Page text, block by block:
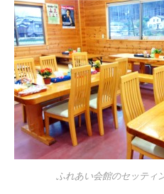
ふれあい会館のセッティン